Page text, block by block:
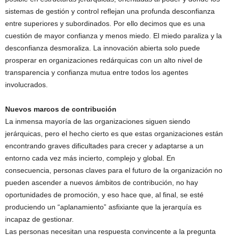
sistemas de gestión y control reflejan una profunda desconfianza
entre superiores y subordinados. Por ello decimos que es una
cuestión de mayor confianza y menos miedo. El miedo paraliza y la
desconfianza desmoraliza. La innovación abierta solo puede
prosperar en organizaciones redárquicas con un alto nivel de
transparencia y confianza mutua entre todos los agentes
involucrados.
Nuevos marcos de contribución
La inmensa mayoría de las organizaciones siguen siendo
jerárquicas, pero el hecho cierto es que estas organizaciones están
encontrando graves dificultades para crecer y adaptarse a un
entorno cada vez más incierto, complejo y global. En
consecuencia, personas claves para el futuro de la organización no
pueden ascender a nuevos ámbitos de contribución, no hay
oportunidades de promoción, y eso hace que, al final, se esté
produciendo un “aplanamiento” asfixiante que la jerarquía es
incapaz de gestionar.
Las personas necesitan una respuesta convincente a la pregunta